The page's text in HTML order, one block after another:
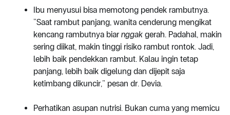
Ibu menyusui bisa memotong pendek rambutnya.
“Saat rambut panjang, wanita cenderung mengikat
kencang rambutnya biar nggak gerah. Padahal, makin
sering diikat, makin tinggi risiko rambut rontok. Jadi,
lebih baik pendekkan rambut. Kalau ingin tetap
panjang, lebih baik digelung dan dijepit saja
ketimbang dikuncir,” pesan dr. Devia.
Perhatikan asupan nutrisi. Bukan cuma yang memicu